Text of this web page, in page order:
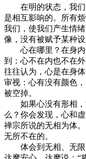
在明的状态，我们
是相互影响的。所有
我们，使我们产生情
像，没有被赋予某种
心在哪里？在身内
到：心不在内也不在
往往认为，心是在身
审视：心有没有颜色
被空掉。
如果心没有形相，
么？你会发现，心和
禅宗所说的无相为体
无所不在的。
体会到无相、无限